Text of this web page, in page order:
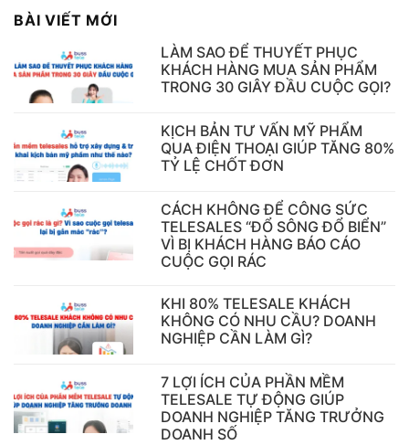
BÀI VIẾT MỚI
LÀM SAO ĐỂ THUYẾT PHỤC
KHÁCH HÀNG MUA SẢN PHẨM
TRONG 30 GIÂY ĐẦU CUỘC GỌI?
KỊCH BẢN TƯ VẤN MỸ PHẨM
QUA ĐIỆN THOẠI GIÚP TĂNG 80%
TỶ LỆ CHỐT ĐƠN
CÁCH KHÔNG ĐỂ CÔNG SỨC
TELESALES “ĐỔ SÔNG ĐỔ BIỂN”
VÌ BỊ KHÁCH HÀNG BÁO CÁO
CUỘC GỌI RÁC
KHI 80% TELESALE KHÁCH
KHÔNG CÓ NHU CẦU? DOANH
NGHIỆP CẦN LÀM GÌ?
7 LỢI ÍCH CỦA PHẦN MỀM
TELESALE TỰ ĐỘNG GIÚP
DOANH NGHIỆP TĂNG TRƯỞNG
DOANH SỐ